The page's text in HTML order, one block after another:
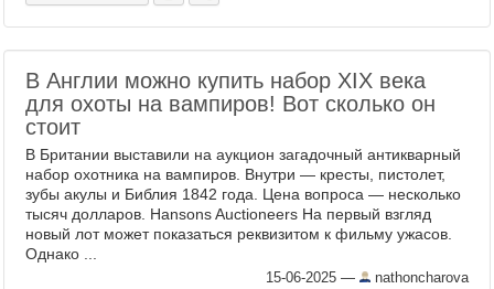
В Англии можно купить набор XIX века
для охоты на вампиров! Вот сколько он
стоит
В Британии выставили на аукцион загадочный антикварный
набор охотника на вампиров. Внутри — кресты, пистолет,
зубы акулы и Библия 1842 года. Цена вопроса — несколько
тысяч долларов. Hansons Auctioneers На первый взгляд
новый лот может показаться реквизитом к фильму ужасов.
Однако ...
15-06-2025 — nathoncharova